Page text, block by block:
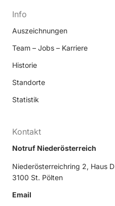
Info
Auszeichnungen
Team – Jobs – Karriere
Historie
Standorte
Statistik
Kontakt
Notruf Niederösterreich
Niederösterreichring 2, Haus D
3100 St. Pölten
Email